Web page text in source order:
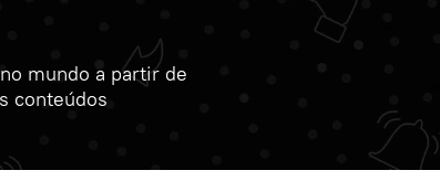
mundo a partir de
conteúdos